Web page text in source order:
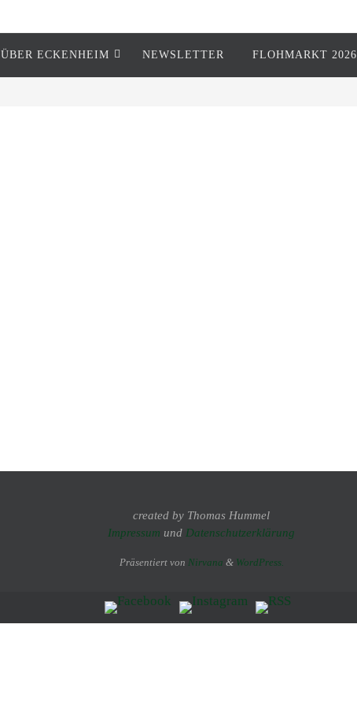
ÜBER ECKENHEIM NEWSLETTER FLOHMARKT 2026
created by Thomas Hummel
Impressum und Datenschutzerklärung
Präsentiert von Nirvana & WordPress.